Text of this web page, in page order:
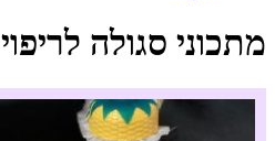
מתכוני סגולה לריפוי